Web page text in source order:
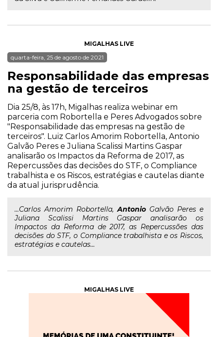
MIGALHAS LIVE
quarta-feira, 25 de agosto de 2021
Responsabilidade das empresas
na gestão de terceiros
Dia 25/8, às 17h, Migalhas realiza webinar em
parceria com Robortella e Peres Advogados sobre
"Responsabilidade das empresas na gestão de
terceiros". Luiz Carlos Amorim Robortella, Antonio
Galvão Peres e Juliana Scalissi Martins Gaspar
analisarão os Impactos da Reforma de 2017, as
Repercussões das decisões do STF, o Compliance
trabalhista e os Riscos, estratégias e cautelas diante
da atual jurisprudência.
...Carlos Amorim Robortella,Antonio Galvão Peres e
Juliana Scalissi Martins Gaspar analisarão os
Impactos da Reforma de 2017, as Repercussões das
decisões do STF, o Compliance trabalhista e os Riscos,
estratégias e cautelas...
MIGALHAS LIVE